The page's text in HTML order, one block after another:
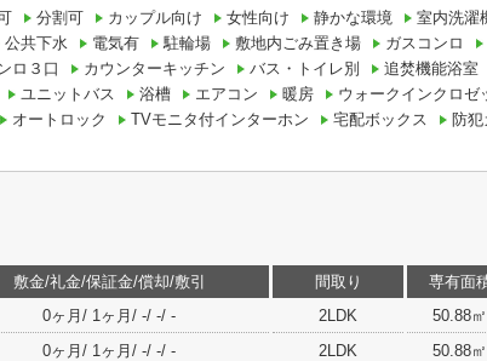
分割可 カップル向け 女性向け 静かな環境
室内洗濯
公共下水 電気有 駐輪場 敷地内ごみ置き場
ガスコンロ
ロ３口 カウンターキッチン バス・トイレ別
追焚機能浴室
ユニットバス 浴槽 エアコン 暖房
ウォークインクロゼ
オートロック TVモニタ付インターホン 宅配ボックス 防
敷金/礼金/保証金/償却/敷引 間取り
専有面
0ヶ月/ 1ヶ月/ -/ -/ - 2LDK
50.88㎡
0ヶ月/ 1ヶ月/ -/ -/ - 2LDK
50.88㎡